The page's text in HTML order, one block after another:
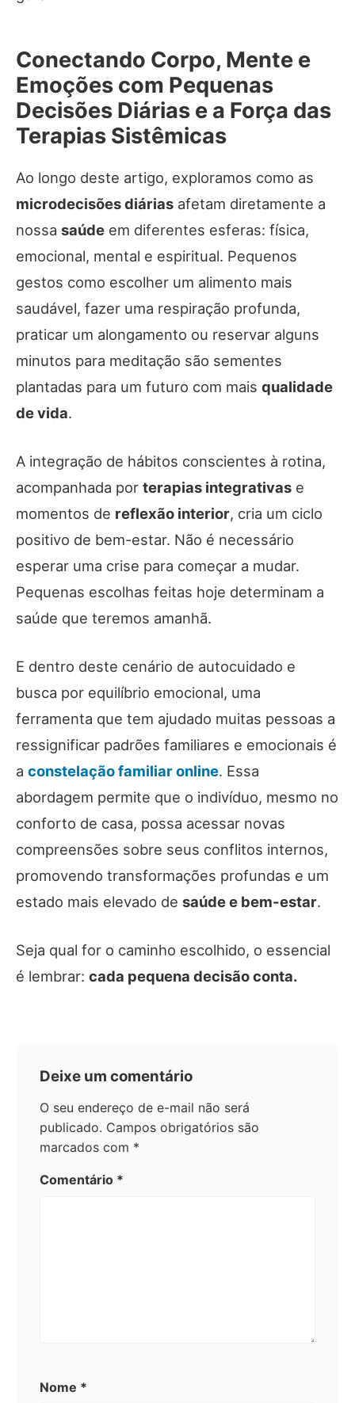
Conectando Corpo, Mente e
Emoções com Pequenas
Decisões Diárias e a Força das
Terapias Sistêmicas
Ao longo deste artigo, exploramos como as
microdecisões diárias afetam diretamente a
nossa saúde em diferentes esferas: física,
emocional, mental e espiritual. Pequenos
gestos como escolher um alimento mais
saudável, fazer uma respiração profunda,
praticar um alongamento ou reservar alguns
minutos para meditação são sementes
plantadas para um futuro com mais qualidade
de vida.
A integração de hábitos conscientes à rotina,
acompanhada por terapias integrativas e
momentos de reflexão interior, cria um ciclo
positivo de bem-estar. Não é necessário
esperar uma crise para começar a mudar.
Pequenas escolhas feitas hoje determinam a
saúde que teremos amanhã.
E dentro deste cenário de autocuidado e
busca por equilíbrio emocional, uma
ferramenta que tem ajudado muitas pessoas a
ressignificar padrões familiares e emocionais é
a constelação familiar online. Essa
abordagem permite que o indivíduo, mesmo no
conforto de casa, possa acessar novas
compreensões sobre seus conflitos internos,
promovendo transformações profundas e um
estado mais elevado de saúde e bem-estar.
Seja qual for o caminho escolhido, o essencial
é lembrar: cada pequena decisão conta.
Deixe um comentário
O seu endereço de e-mail não será
publicado. Campos obrigatórios são
marcados com *
Comentário *
Nome *